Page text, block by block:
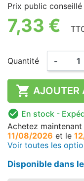
Prix public
7,33 €
Quantité -
 AJOUTER
 En stock -
Achetez maintenant
11/08/2026 et le
Voir toutes les
Disponible dans